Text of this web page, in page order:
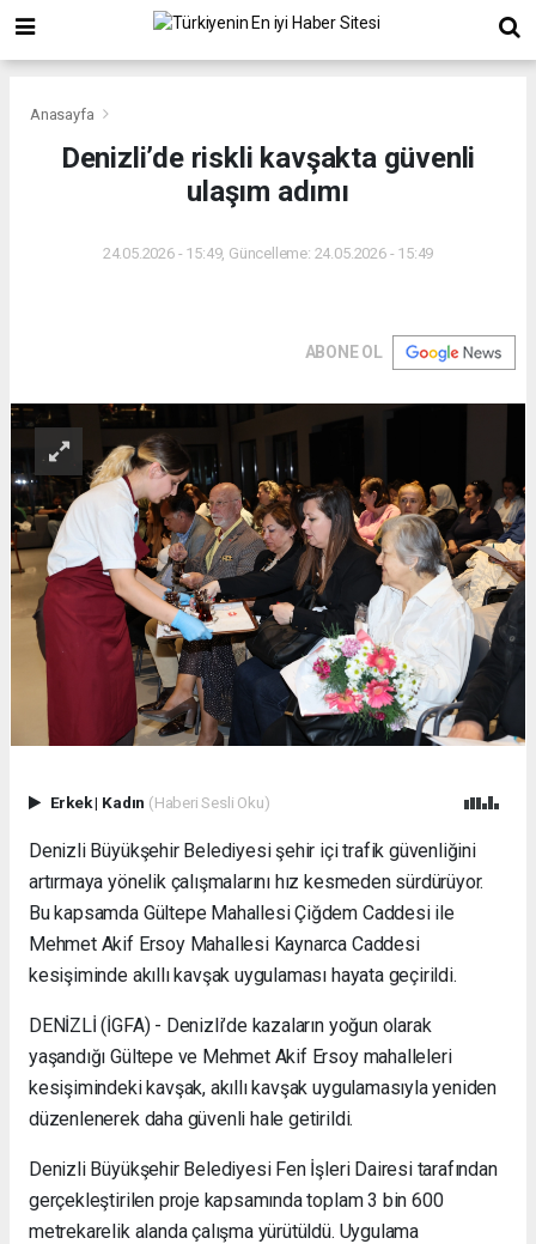
Anasayfa
Denizli’de riskli kavşakta güvenli
ulaşım adımı
24.05.2026 - 15:49, Güncelleme: 24.05.2026 - 15:49
ABONE OL
Erkek| Kadın (Haberi Sesli Oku)
Denizli Büyükşehir Belediyesi şehir içi trafik güvenliğini
artırmaya yönelik çalışmalarını hız kesmeden sürdürüyor.
Bu kapsamda Gültepe Mahallesi Çiğdem Caddesi ile
Mehmet Akif Ersoy Mahallesi Kaynarca Caddesi
kesişiminde akıllı kavşak uygulaması hayata geçirildi.
DENİZLİ (İGFA) - Denizli’de kazaların yoğun olarak
yaşandığı Gültepe ve Mehmet Akif Ersoy mahalleleri
kesişimindeki kavşak, akıllı kavşak uygulamasıyla yeniden
düzenlenerek daha güvenli hale getirildi.
Denizli Büyükşehir Belediyesi Fen İşleri Dairesi tarafından
gerçekleştirilen proje kapsamında toplam 3 bin 600
metrekarelik alanda çalışma yürütüldü. Uygulama